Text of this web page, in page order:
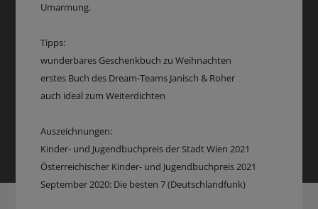
Umarmung.
Tipps:
wunderbares Geschenkbuch zu Weihnachten
erstes Buch des Dream-Teams Janisch & Roher
auch ideal zum Weiterdichten
Auszeichnungen:
Kinder- und Jugendbuchpreis der Stadt Wien 2021
Österreichischer Kinder- und Jugendbuchpreis 2021
September 2020: Die besten 7 (Deutschlandfunk)